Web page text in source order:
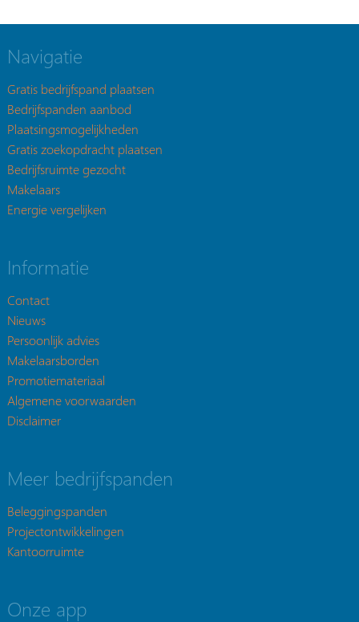
Navigatie
Gratis bedrijfspand plaatsen
Bedrijfspanden aanbod
Plaatsingsmogelijkheden
Gratis zoekopdracht plaatsen
Bedrijfsruimte gezocht
Makelaars
Energie vergelijken
Informatie
Contact
Nieuws
Persoonlijk advies
Makelaarsborden
Promotiemateriaal
Algemene voorwaarden
Disclaimer
Meer bedrijfspanden
Beleggingspanden
Projectontwikkelingen
Kantoorruimte
Onze app